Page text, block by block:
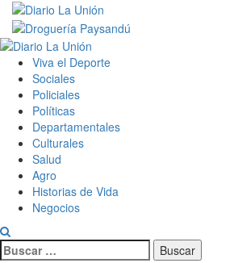
Saltar
contenido
Menú
primarioViva el Deporte
Sociales
Policiales
Políticas
Departamentales
Culturales
Salud
Agro
Historias de Vida
Negocios
Buscar: